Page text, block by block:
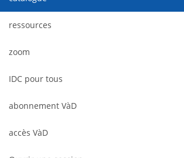
ressources
zoom
IDC pour tous
abonnement VàD
accès VàD